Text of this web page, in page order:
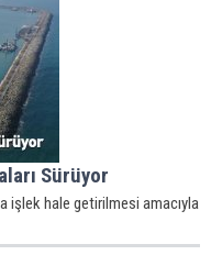
Sürüyor
işlek hale getirilmesi amacıyla